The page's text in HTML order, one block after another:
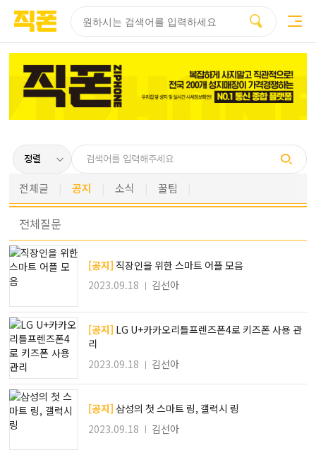
전체글 공지 소식 꿀팁
전체질문
[공지] 직장인을 위한 스마트 어플 모음
2023.09.18
김선아
[공지]
리
2023.09.18
김선아
[공지] 삼성의 첫 스마트 링, 갤럭시 링
2023.09.18
김선아
페이지
페이지
페이지
페이지